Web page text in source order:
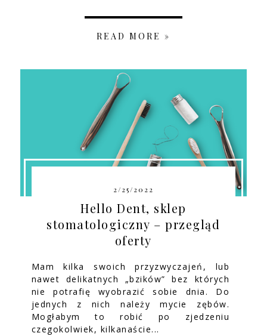
READ MORE »
2/25/2022
Hello Dent, sklep
stomatologiczny – przegląd
oferty
Mam kilka swoich przyzwyczajeń, lub
nawet delikatnych „bzików” bez których
nie potrafię wyobrazić sobie dnia. Do
jednych z nich należy mycie zębów.
Mogłabym to robić po zjedzeniu
czegokolwiek, kilkanaście...